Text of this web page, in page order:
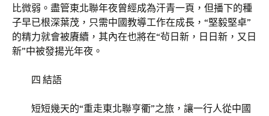
比微弱。盡管東北聯年夜曾經成為汗青一頁，但播下的種
子早已根深葉茂，只需中國教導工作在成長，“堅毅堅卓”
的精力就會被賡續，其內在也將在“茍日新，日日新，又日
新”中被發揚光年夜。
四 結語
短短幾天的“重走東北聯亨衢”之旅，讓一行人從中國